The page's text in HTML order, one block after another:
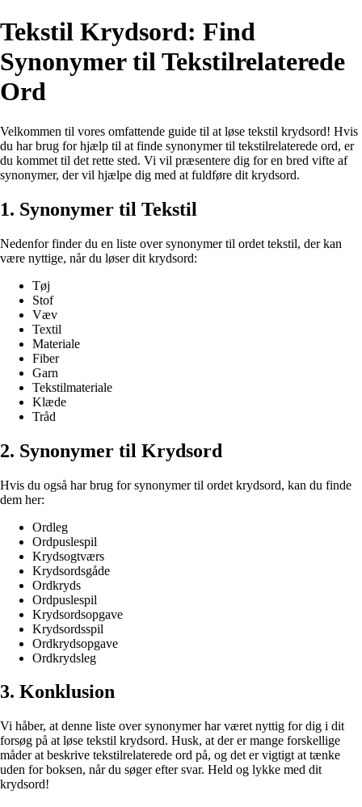
Tekstil Krydsord: Find
Synonymer til Tekstilrelaterede
Ord
Velkommen til vores omfattende guide til at løse tekstil krydsord! Hvis
du har brug for hjælp til at finde synonymer til tekstilrelaterede ord, er
du kommet til det rette sted. Vi vil præsentere dig for en bred vifte af
synonymer, der vil hjælpe dig med at fuldføre dit krydsord.
1. Synonymer til Tekstil
Nedenfor finder du en liste over synonymer til ordet tekstil, der kan
være nyttige, når du løser dit krydsord:
Tøj
Stof
Væv
Textil
Materiale
Fiber
Garn
Tekstilmateriale
Klæde
Tråd
2. Synonymer til Krydsord
Hvis du også har brug for synonymer til ordet krydsord, kan du finde
dem her:
Ordleg
Ordpuslespil
Krydsogtværs
Krydsordsgåde
Ordkryds
Ordpuslespil
Krydsordsopgave
Krydsordsspil
Ordkrydsopgave
Ordkrydsleg
3. Konklusion
Vi håber, at denne liste over synonymer har været nyttig for dig i dit
forsøg på at løse tekstil krydsord. Husk, at der er mange forskellige
måder at beskrive tekstilrelaterede ord på, og det er vigtigt at tænke
uden for boksen, når du søger efter svar. Held og lykke med dit
krydsord!